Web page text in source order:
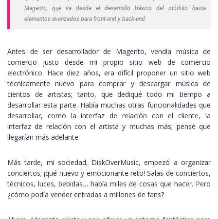
Magento, que va desde el desarrollo básico del módulo hasta
elementos avanzados para front-end y back-end.
Antes de ser desarrollador de Magento, vendía música de
comercio justo desde mi propio sitio web de comercio
electrónico. Hace diez años, era difícil proponer un sitio web
técnicamente nuevo para comprar y descargar música de
cientos de artistas; tanto, que dediqué todo mi tiempo a
desarrollar esta parte. Había muchas otras funcionalidades que
desarrollar, como la interfaz de relación con el cliente, la
interfaz de relación con el artista y muchas más; pensé que
llegarían más adelante.
Más tarde, mi sociedad, DiskOverMusic, empezó a organizar
conciertos; ¡qué nuevo y emocionante reto! Salas de conciertos,
técnicos, luces, bebidas… había miles de cosas que hacer. Pero
¿cómo podía vender entradas a millones de fans?